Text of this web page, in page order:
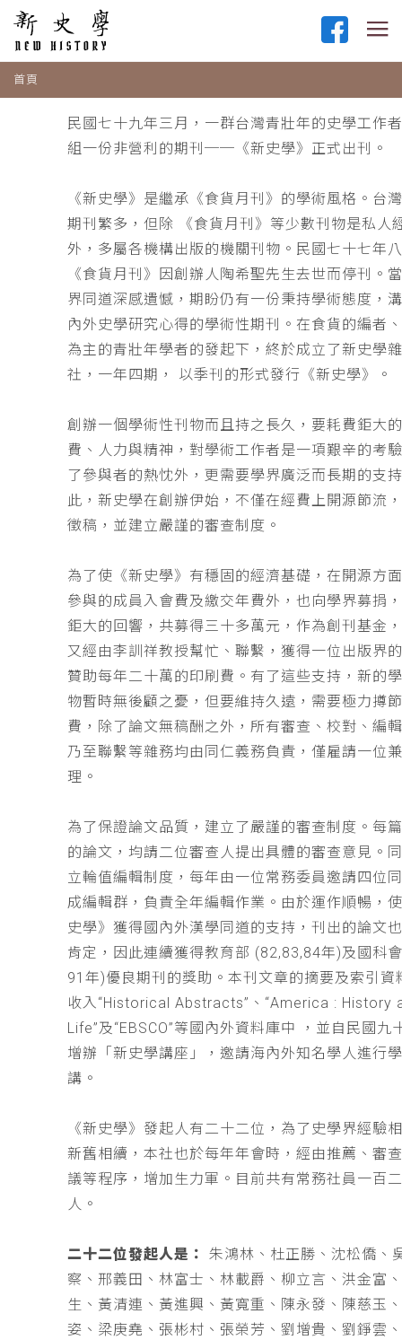
首頁
民國七十九年三月，一群台灣青壯年的史學工作
組一份非營利的期刊──《新史學》正式出刊。
《新史學》是繼承《食貨月刊》的學術風格。台
期刊繁多，但除 《食貨月刊》等少數刊物是私人
外，多屬各機構出版的機關刊物。民國七十七年
《食貨月刊》因創辦人陶希聖先生去世而停刊。
界同道深感遺憾，期盼仍有一份秉持學術態度，
內外史學研究心得的學術性期刊。在食貨的編者
為主的青壯年學者的發起下，終於成立了新史學
社，一年四期， 以季刊的形式發行《新史學》。
創辦一個學術性刊物而且持之長久，要耗費鉅大
費、人力與精神，對學術工作者是一項艱辛的考
了參與者的熱忱外，更需要學界廣泛而長期的支
此，新史學在創辦伊始，不僅在經費上開源節流
徵稿，並建立嚴謹的審查制度。
為了使《新史學》有穩固的經濟基礎，在開源方
參與的成員入會費及繳交年費外，也向學界募捐
鉅大的回響，共募得三十多萬元，作為創刊基金
又經由李訓祥教授幫忙、聯繫，獲得一位出版界
贊助每年二十萬的印刷費。有了這些支持，新的
物暫時無後顧之憂，但要維持久遠，需要極力撙
費，除了論文無稿酬之外，所有審查、校對、編
乃至聯繫等雜務均由同仁義務負責，僅雇請一位
理。
為了保證論文品質，建立了嚴謹的審查制度。每
的論文，均請二位審查人提出具體的審查意見。
立輪值編輯制度，每年由一位常務委員邀請四位
成編輯群，負責全年編輯作業。由於運作順暢，
史學》獲得國內外漢學同道的支持，刊出的論文
肯定，因此連續獲得教育部 (82,83,84年)及國科
91年)優良期刊的獎助。本刊文章的摘要及索引資
收入“Historical Abstracts”、“America : History
Life”及“EBSCO”等國內外資料庫中 ，並自民國九
增辦「新史學講座」，邀請海內外知名學人進行
講。
《新史學》發起人有二十二位，為了史學界經驗
新舊相續，本社也於每年年會時，經由推薦、審
議等程序，增加生力軍。目前共有常務社員一百
人。
二十二位發起人是：
朱鴻林、杜正勝、沈松僑、
察、邢義田、林富士、林載爵、柳立言、洪金富
生、黃清連、黃進興、黃寬重、陳永發、陳慈玉
姿、梁庚堯、張彬村、張榮芳、劉增貴、劉錚雲